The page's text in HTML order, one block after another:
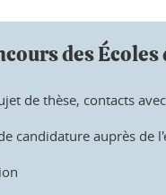
des
de thèse, contacts
candidature auprès de